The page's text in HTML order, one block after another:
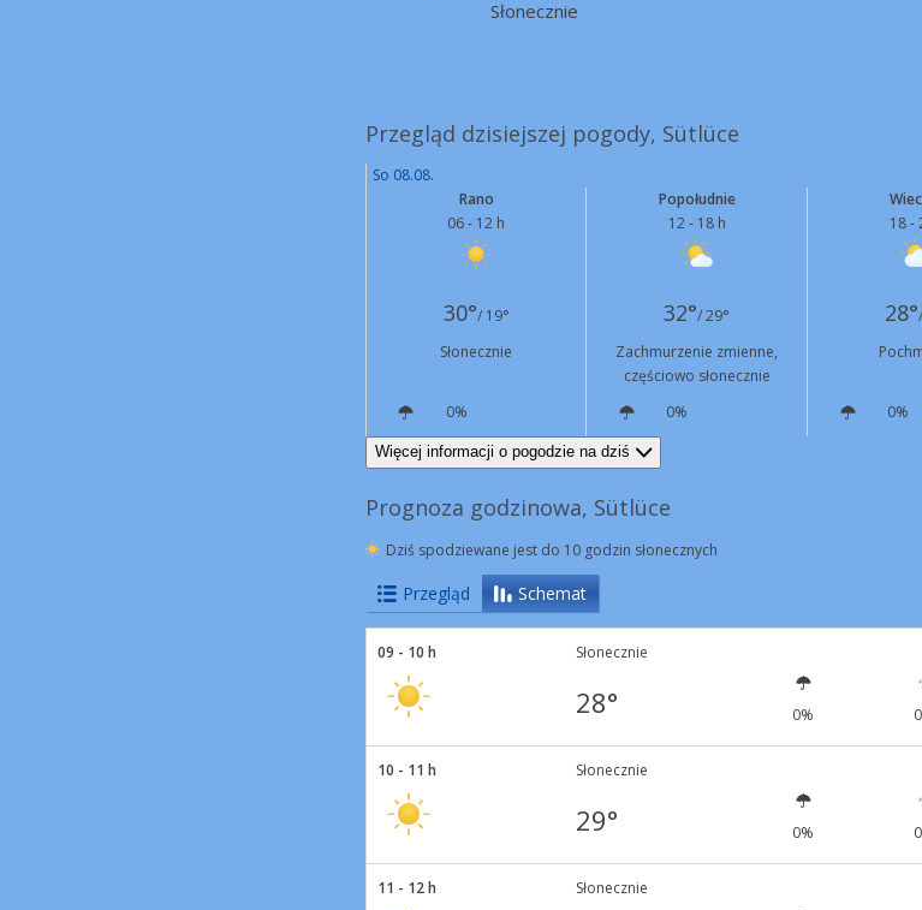
Słonecznie
Przegląd dzisiejszej pogody, Sütlüce
So 08.08.
Rano
06 - 12 h
Popołudnie
12 - 18 h
18 -
30°/ 19° 32°/ 29° 28°
Słonecznie
Zachmurzenie zmienne,
częściowo słonecznie
0% 0% 0%
E
14 km/h
Więcej informacji o pogodzie na dziś
Prognoza godzinowa, Sütlüce
Dziś spodziewane jest do 10 godzin słonecznych
Przegląd Schemat
09 - 10 h Słonecznie
28° 0%
10 - 11 h Słonecznie
29° 0%
11 - 12 h Słonecznie